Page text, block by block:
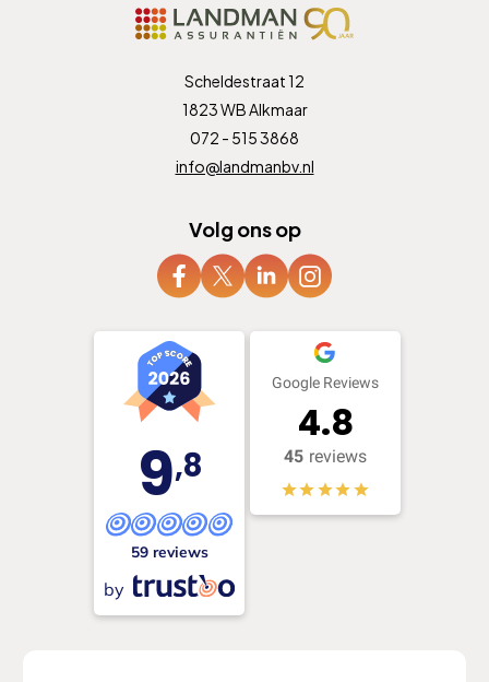
Scheldestraat 12
1823 WB Alkmaar
072 - 515 3868
info@landmanbv.nl
Volg ons op
9,8
59 reviews
by
Google Reviews
4.8
45 reviews